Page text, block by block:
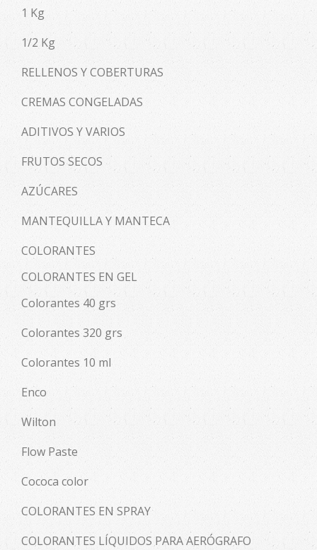
1 Kg
1/2 Kg
RELLENOS Y COBERTURAS
CREMAS CONGELADAS
ADITIVOS Y VARIOS
FRUTOS SECOS
AZÚCARES
MANTEQUILLA Y MANTECA
COLORANTES
COLORANTES EN GEL
Colorantes 40 grs
Colorantes 320 grs
Colorantes 10 ml
Enco
Wilton
Flow Paste
Cococa color
COLORANTES EN SPRAY
COLORANTES LÍQUIDOS PARA AERÓGRAFO